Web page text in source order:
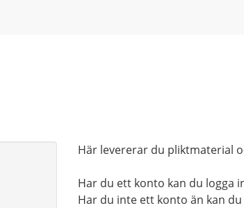
Här levererar du pliktmaterial
Har du ett konto kan du logga
Har du inte ett konto än kan